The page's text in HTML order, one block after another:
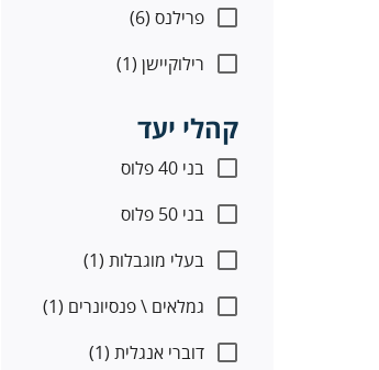
פרילנס (6)
רילוקיישן (1)
קהלי יעד
בני 40 פלוס
בני 50 פלוס
בעלי מוגבלות (1)
גמלאים \ פנסיונרים (1)
דוברי אנגלית (1)